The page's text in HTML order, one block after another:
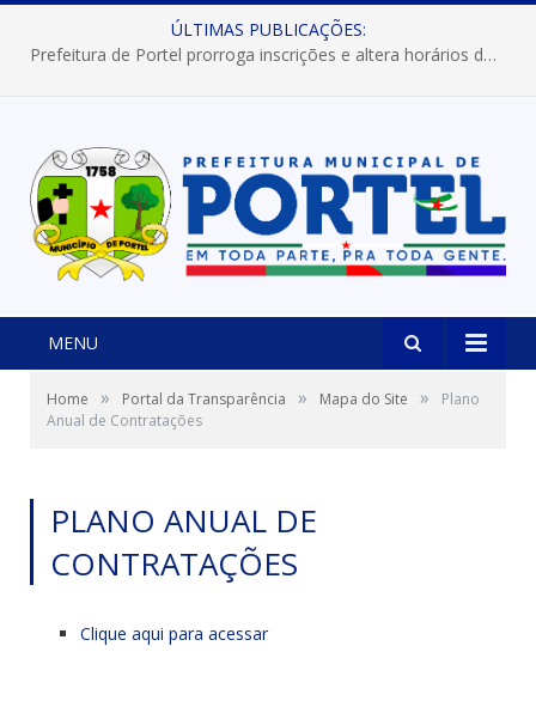
ÚLTIMAS PUBLICAÇÕES:
Prefeitura de Portel prorroga inscrições e altera horários dos concursos “Musa” e “Miss Mix Verão 2026”
MENU
Home » Portal da Transparência » Mapa do Site »
Plano
Anual de Contratações
PLANO ANUAL DE
CONTRATAÇÕES
Clique aqui para acessar